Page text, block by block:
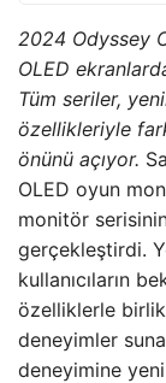
2024 Odyssey
OLED
Tüm seriler,
özellikleriyle
önünü açıyor.
OLED oyun
monitör
gerçekleştirdi.
kullanıcıların
özelliklerle
deneyimler
deneyimine